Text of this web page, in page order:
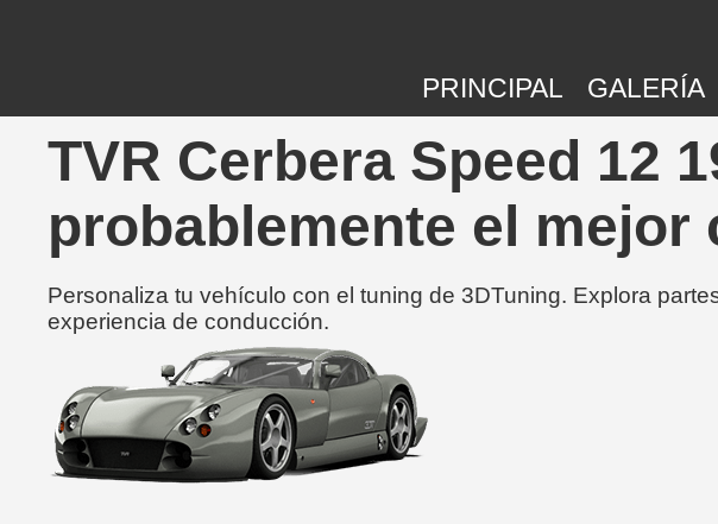
PRINCIPAL GALERÍA
TVR Cerbera Speed 12
probablemente el
Personaliza tu vehículo con el tuning de 3DTuning. Explora
experiencia de conducción.